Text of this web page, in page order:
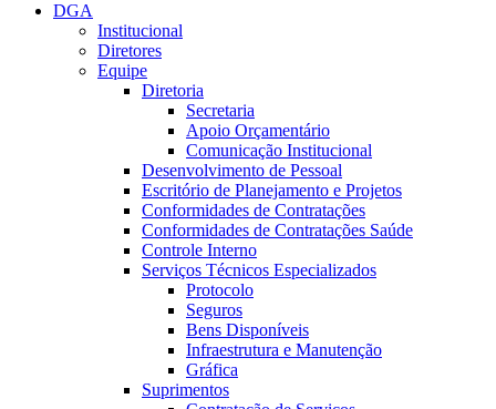
DGA
Institucional
Diretores
Equipe
Diretoria
Secretaria
Apoio Orçamentário
Comunicação Institucional
Desenvolvimento de Pessoal
Escritório de Planejamento e Projetos
Conformidades de Contratações
Conformidades de Contratações Saúde
Controle Interno
Serviços Técnicos Especializados
Protocolo
Seguros
Bens Disponíveis
Infraestrutura e Manutenção
Gráfica
Suprimentos